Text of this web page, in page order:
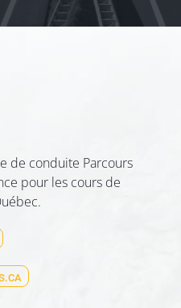
de conduite Parcours
pour les cours de